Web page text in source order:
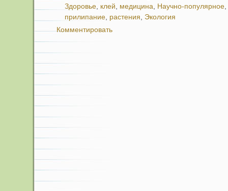
Здоровье, клей, медицина, Научно-популярное,
прилипание, растения, Экология
Комментировать